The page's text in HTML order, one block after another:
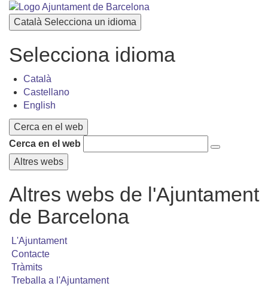
Català Selecciona un idioma
Selecciona idioma
Català
Castellano
English
Cerca en el web
Cerca en el web
Altres webs
Altres webs de l'Ajuntament
de Barcelona
L'Ajuntament
Contacte
Tràmits
Treballa a l'Ajuntament